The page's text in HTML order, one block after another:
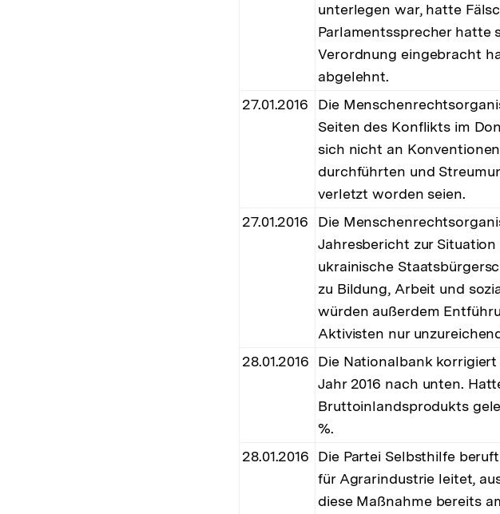
unterlegen war, hatte
Parlamentssprecher hatte
Verordnung eingebracht
abgelehnt.
27.01.2016
Die
Seiten des Konflikts im
sich nicht an
durchführten und
verletzt worden seien.
27.01.2016
Die
Jahresbericht zur
ukrainische
zu Bildung, Arbeit und
würden außerdem
Aktivisten nur
28.01.2016
Die Nationalbank
Jahr 2016 nach unten.
Bruttoinlandsprodukts
%.
28.01.2016
Die Partei Selbsthilfe
für Agrarindustrie leitet,
diese Maßnahme bereits